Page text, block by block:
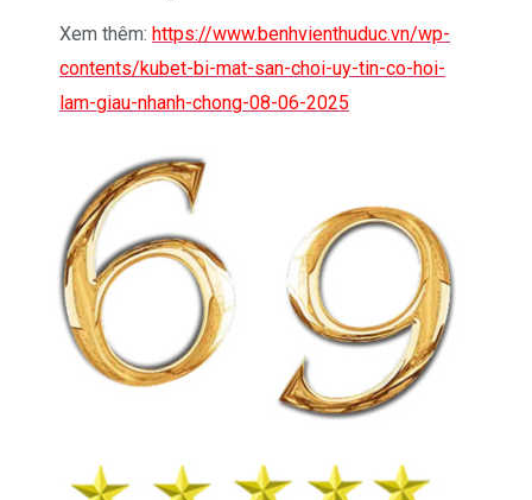
Xem thêm: https://www.benhvienthuduc.vn/wp-
contents/kubet-bi-mat-san-choi-uy-tin-co-hoi-
lam-giau-nhanh-chong-08-06-2025